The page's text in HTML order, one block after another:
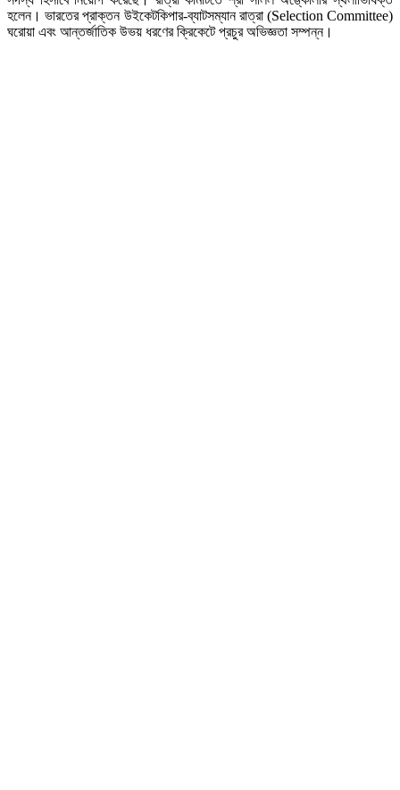
হলেন। ভারতের প্রাক্তন উইকেটকিপার-ব্যাটসম্যান রাত্রা (Selection Committee)
ঘরোয়া এবং আন্তর্জাতিক উভয় ধরণের ক্রিকেটে প্রচুর অভিজ্ঞতা সম্পন্ন।